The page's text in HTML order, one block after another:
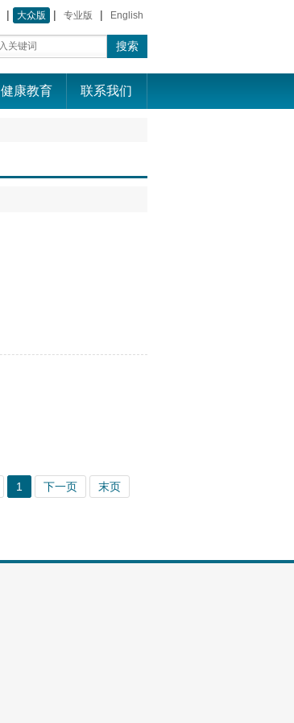
| 大众版 | 专业版 | English
健康教育 联系我们
1 下一页 末页